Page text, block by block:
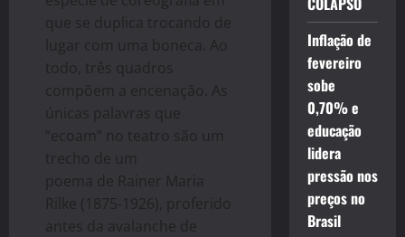
que se duplica trocando de
lugar com uma boneca. Ao
todo, três quadros
compõem a encenação. As
únicas palavras que
“ecoam” no teatro são um
trecho de um
poema de Rainer Maria
Rilke (1875-1926), proferido
antes da avalanche de
Inflação de
fevereiro
sobe
0,70% e
educação
lidera
pressão nos
preços no
Brasil